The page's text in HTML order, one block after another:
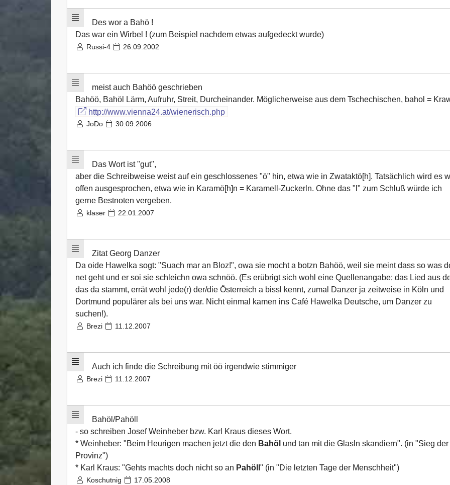
Des wor a Bahö !
Das war ein Wirbel ! (zum Beispiel nachdem etwas aufgedeckt wurde)
Russi-4 26.09.2002
meist auch Bahöö geschrieben
Bahöö, Bahöl Lärm, Aufruhr, Streit, Durcheinander. Möglicherweise aus dem Tschechischen, bahol =
http://www.vienna24.at/wienerisch.php
JoDo 30.09.2006
Das Wort ist "gut",
aber die Schreibweise weist auf ein geschlossenes "ö" hin, etwa wie in Zwataktö[h]. Tatsächlich wird es
offen ausgesprochen, etwa wie in Karamö[h]n = Karamell-Zuckerln. Ohne das "l" zum Schluß würde ich
gerne Bestnoten vergeben.
klaser 22.01.2007
Zitat Georg Danzer
Da oide Hawelka sogt: "Suach mar an Bloz!", owa sie mocht a botzn Bahöö, weil sie meint dass so was
net geht und er soi sie schleichn owa schnöö. (Es erübrigt sich wohl eine Quellenangabe; das Lied aus
das da stammt, errät wohl jede(r) der/die Österreich a bissl kennt, zumal Danzer ja zeitweise in Köln und
Dortmund populärer als bei uns war. Nicht einmal kamen ins Café Hawelka Deutsche, um Danzer zu
suchen!).
Brezi 11.12.2007
Auch ich finde die Schreibung mit öö irgendwie stimmiger
Brezi 11.12.2007
Bahöl/Pahöll
- so schreiben Josef Weinheber bzw. Karl Kraus dieses Wort.
* Weinheber: "Beim Heurigen machen jetzt die den Bahöl und tan mit die Glasln skandiern". (in "Sieg der
Provinz")
* Karl Kraus: "Gehts machts doch nicht so an Pahöll " (in "Die letzten Tage der Menschheit")
Koschutnig 17.05.2008